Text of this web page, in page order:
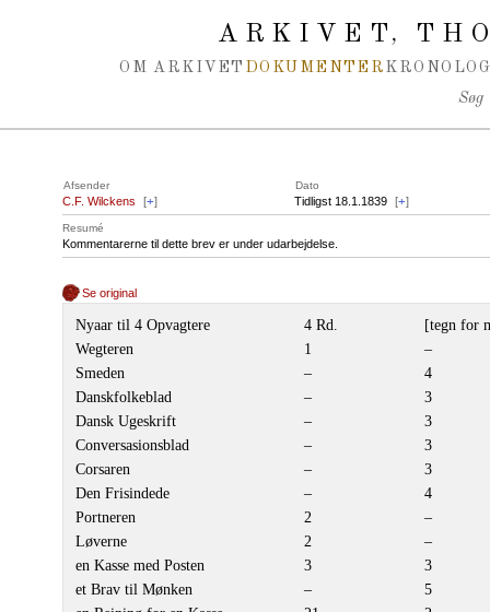
ARKIVET,
OM ARKIVET DOKUMENTER
Søg
Afsender Dato
C.F. Wilckens [+] Tidligst 18.1.1839 [+]
Resumé
Kommentarerne til dette brev er under udarbejdelse.
Se original
Nyaar til 4 Opvagtere
Wegteren
Smeden
Danskfolkeblad
Dansk Ugeskrift
Conversasionsblad
Corsaren
Den Frisindede
Portneren
Løverne
en Kasse med Posten
et Brav til Mønken
4 Rd.
1
–
–
–
–
–
–
2
2
3
–
[tegn for
–
4
3
3
3
3
4
–
–
3
5